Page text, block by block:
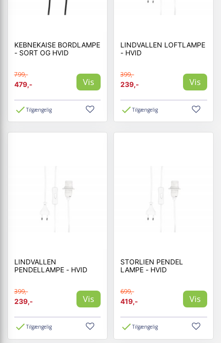
KEBNEKAISE BORDLAMPE
- SORT OG HVID
799,-
479,-
Vis
Tilgængelig
LINDVALLEN LOFTLAMPE
- HVID
399,-
239,-
Vis
Tilgængelig
LINDVALLEN
PENDELLAMPE - HVID
399,-
239,-
Vis
Tilgængelig
STORLIEN PENDEL
LAMPE - HVID
699,-
419,-
Vis
Tilgængelig